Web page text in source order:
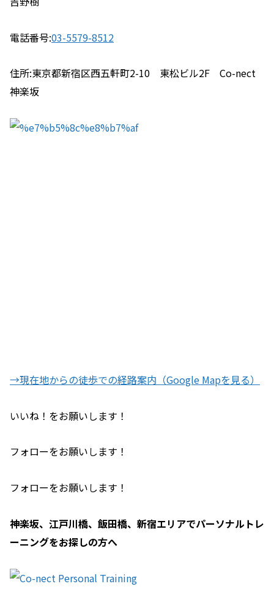
電話番号:03-5579-8512
住所:東京都新宿区西五軒町2-10 東松ビル2F Co-nect
神楽坂
→現在地からの徒歩での経路案内（Google Mapを見る）
いいね！をお願いします！
フォローをお願いします！
フォローをお願いします！
神楽坂、江戸川橋、飯田橋、新宿エリアでパーソナルトレ
ーニングをお探しの方へ